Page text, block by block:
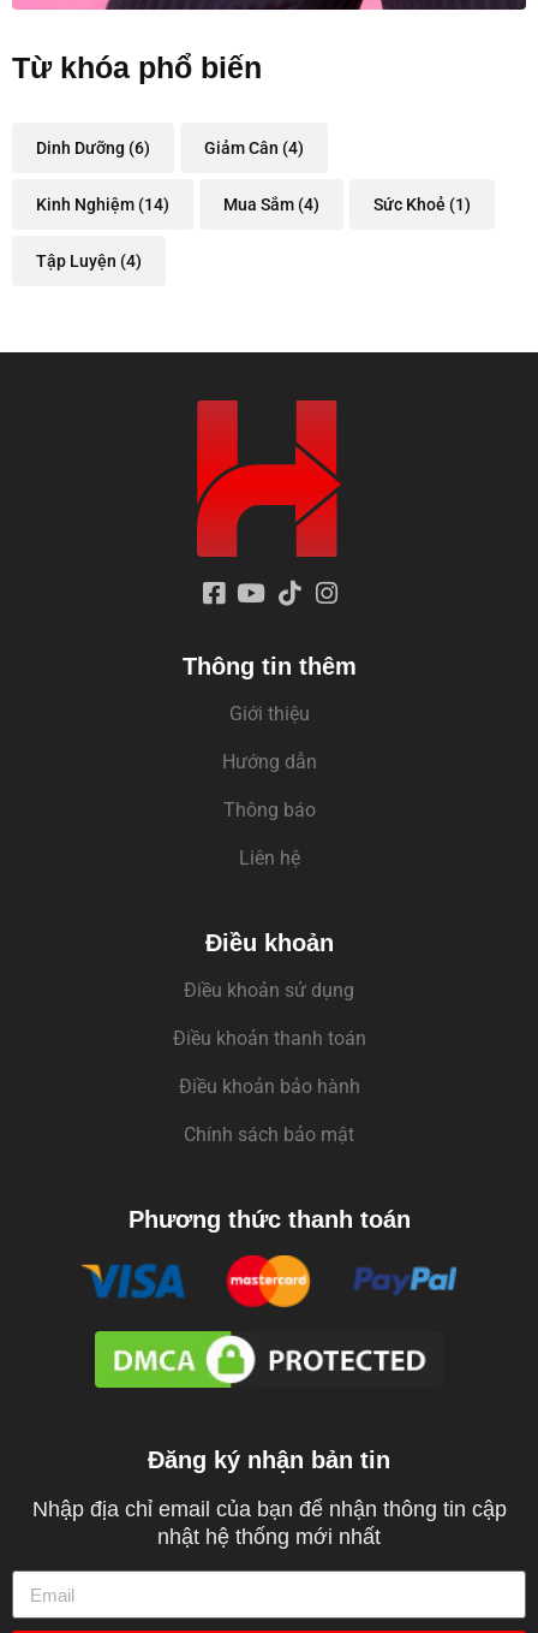
Từ khóa phổ biến
Dinh Dưỡng (6) Giảm Cân (4)
Kinh Nghiệm (14) Mua Sắm (4) Sức Khoẻ (1)
Tập Luyện (4)
Thông tin thêm
Giới thiệu
Hướng dẫn
Thông báo
Liên hệ
Điều khoản
Điều khoản sử dụng
Điều khoản thanh toán
Điều khoản bảo hành
Chính sách bảo mật
Phương thức thanh toán
Đăng ký nhận bản tin
Nhập địa chỉ email của bạn để nhận thông tin cập
nhật hệ thống mới nhất